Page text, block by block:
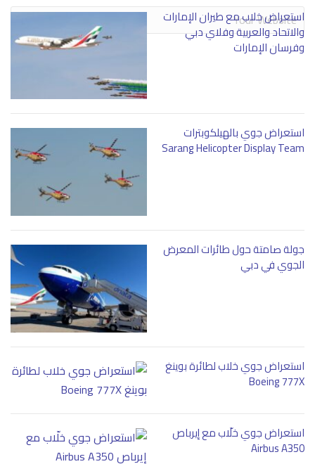
استعراض خلاب مع طيران الإمارات
والاتحاد والعربية وفلاي دبي
وفرسان الإمارات
استعراض جوي بالهيلكوبترات
Sarang Helicopter Display Team
جولة صامتة حول طائرات المعرض
الجوي في دبي
استعراض جوي خلاب لطائرة بوينغ
Boeing 777X
استعراض جوي خلّاب مع إيرباص
Airbus A350